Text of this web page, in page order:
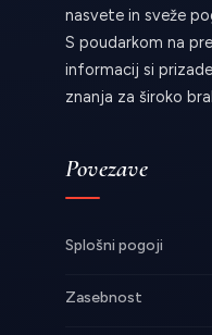
nasvete in sveže
S poudarkom na
informacij si
znanja za široko
Povezave
Splošni pogoji
Zasebnost